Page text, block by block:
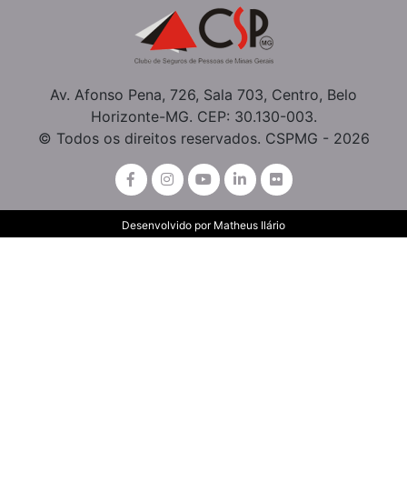
Av. Afonso Pena, 726, Sala 703, Centro, Belo
Horizonte-MG. CEP: 30.130-003.
© Todos os direitos reservados. CSPMG - 2026
Desenvolvido por Matheus Ilário